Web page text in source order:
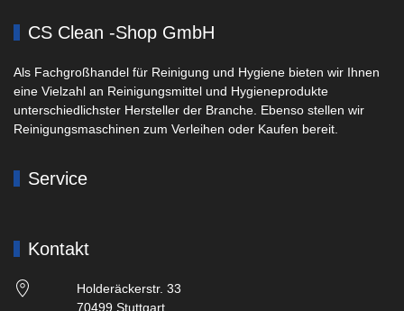
CS Clean -Shop GmbH
Als Fachgroßhandel für Reinigung und Hygiene bieten wir Ihnen
eine Vielzahl an Reinigungsmittel und Hygieneprodukte
unterschiedlichster Hersteller der Branche. Ebenso stellen wir
Reinigungsmaschinen zum Verleihen oder Kaufen bereit.
Service
Kontakt
Holderäckerstr. 33
70499 Stuttgart